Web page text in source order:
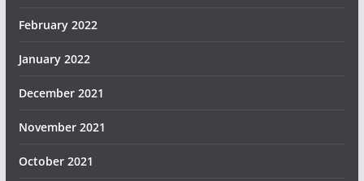
February 2022
January 2022
December 2021
November 2021
October 2021